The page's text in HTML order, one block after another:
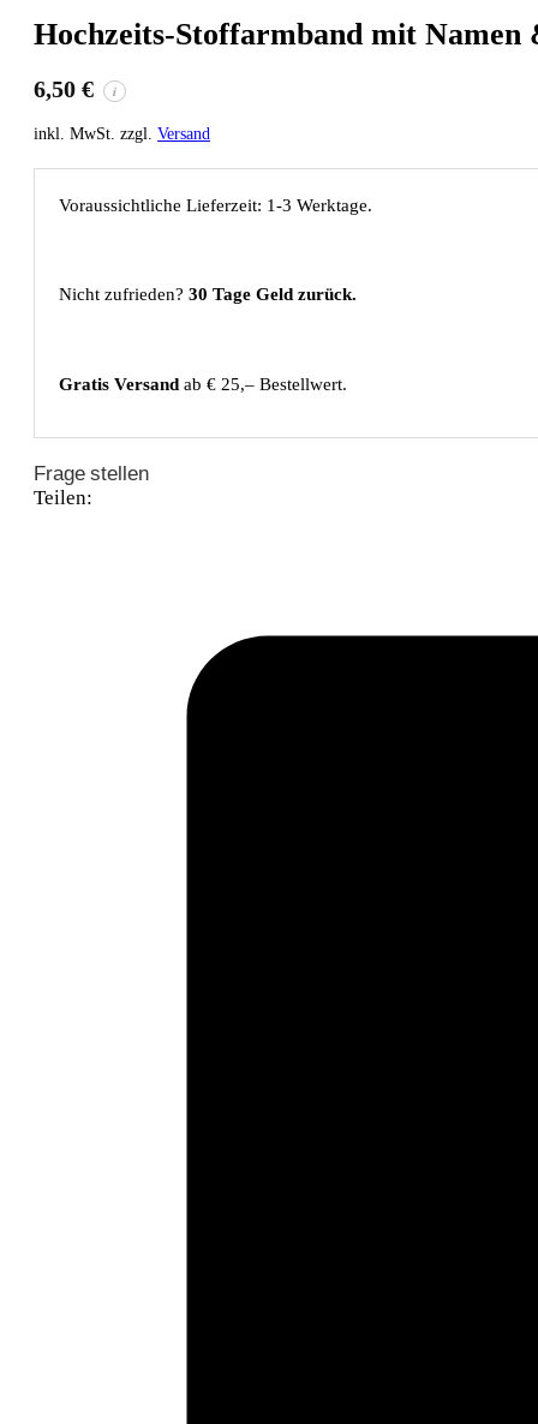
Hochzeits-Stoffarmband mit Namen
6,50 € i
inkl. MwSt. zzgl. Versand
Voraussichtliche Lieferzeit: 1-3 Werktage.
Nicht zufrieden? 30 Tage Geld zurück.
Gratis Versand ab € 25,– Bestellwert.
Frage stellen
Teilen: